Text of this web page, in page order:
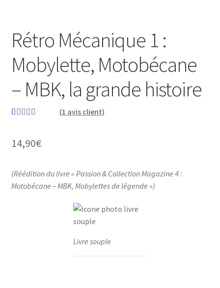
Rétro Mécanique 1 :
Mobylette, Motobécane
– MBK, la grande histoire
notation
(1 avis client)
14,90€
(Réédition du livre « Passion & Collection Magazine 4 :
Motobécane – MBK, Mobylettes de légende »)
Livre souple